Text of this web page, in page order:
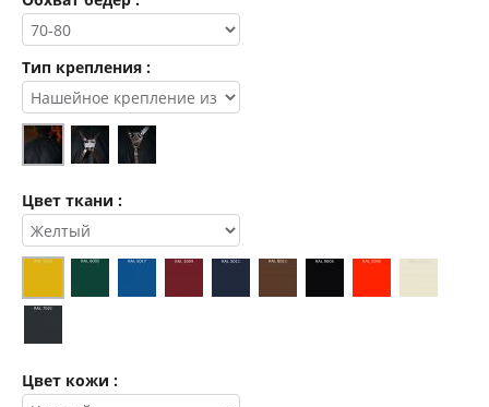
Тип крепления :
Цвет ткани :
Цвет кожи :